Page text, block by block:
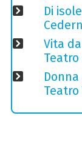
Di
Vita
Teatro